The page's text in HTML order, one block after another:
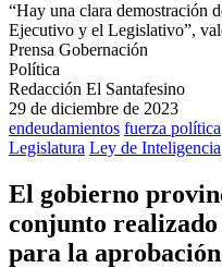
“Hay una clara demostración
Ejecutivo y el Legislativo”,
Prensa Gobernación
Política
Redacción El Santafesino
29 de diciembre de 2023
endeudamientos fuerza política
Legislatura Ley de Inteligencia
El gobierno
conjunto realizado
para la aprobación